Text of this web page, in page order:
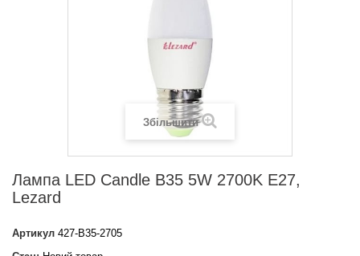
Збільшити
Лампа LED Candle B35 5W 2700K E27,
Lezard
Артикул 427-B35-2705